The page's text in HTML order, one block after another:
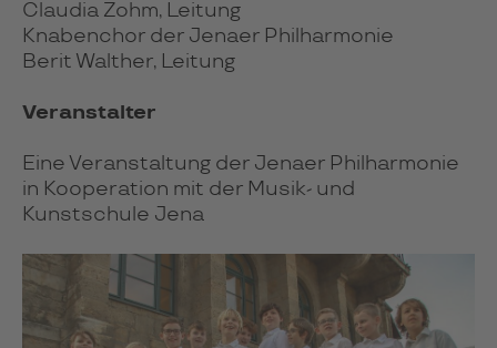
Claudia Zohm, Leitung
Knabenchor der Jenaer Philharmonie
Berit Walther, Leitung
Veranstalter
Eine Veranstaltung der Jenaer Philharmonie
in Kooperation mit der Musik- und
Kunstschule Jena